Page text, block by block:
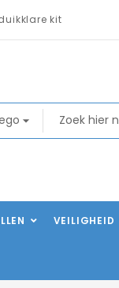
kit
VEILIGHEID